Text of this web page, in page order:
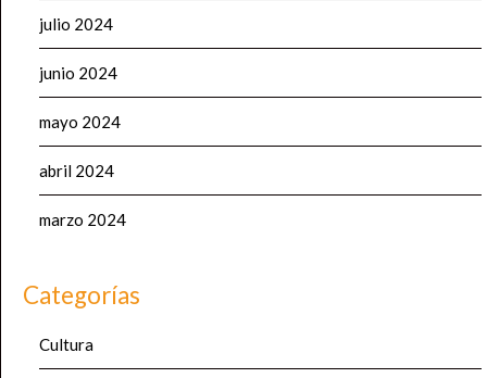
julio 2024
junio 2024
mayo 2024
abril 2024
marzo 2024
Categorías
Cultura